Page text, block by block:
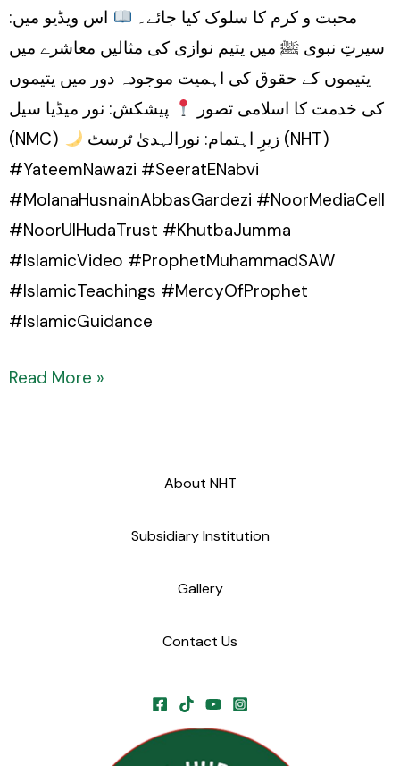
محبت و کرم کا سلوک کیا جائے۔
اس ویڈیو میں:
سیرتِ نبوی ﷺ میں یتیم نوازی کی مثالیں معاشرے میں
یتیموں کے حقوق کی اہمیت موجودہ دور میں یتیموں
کی خدمت کا اسلامی تصور
پیشکش: نور میڈیا سیل
(NMC)
#YateemNawazi #SeeratENabvi
#MolanaHusnainAbbasGardezi #NoorMediaCell
#NoorUlHudaTrust #KhutbaJumma
#IslamicVideo #ProphetMuhammadSAW
#IslamicTeachings #MercyOfProphet
#IslamicGuidance
Read More »
About NHT
Subsidiary Institution
Gallery
Contact Us